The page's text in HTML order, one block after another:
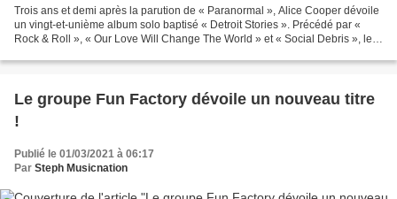
Trois ans et demi après la parution de « Paranormal », Alice Cooper dévoile
un vingt-et-unième album solo baptisé « Detroit Stories ». Précédé par «
Rock & Roll », « Our Love Will Change The World » et « Social Debris », le
Le groupe Fun Factory dévoile un nouveau titre
!
Publié le 01/03/2021 à 06:17
Par Steph Musicnation